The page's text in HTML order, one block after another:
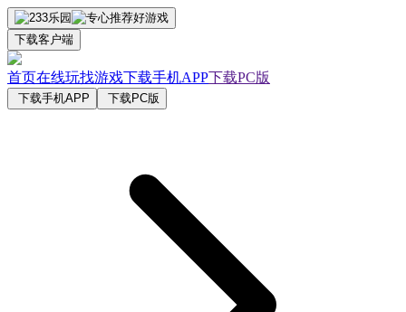
下载客户端
首页在线玩找游戏下载手机APP下载PC版
下载手机APP 下载PC版